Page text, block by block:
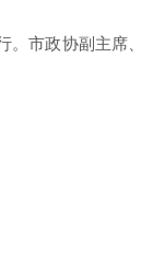
市政协副主